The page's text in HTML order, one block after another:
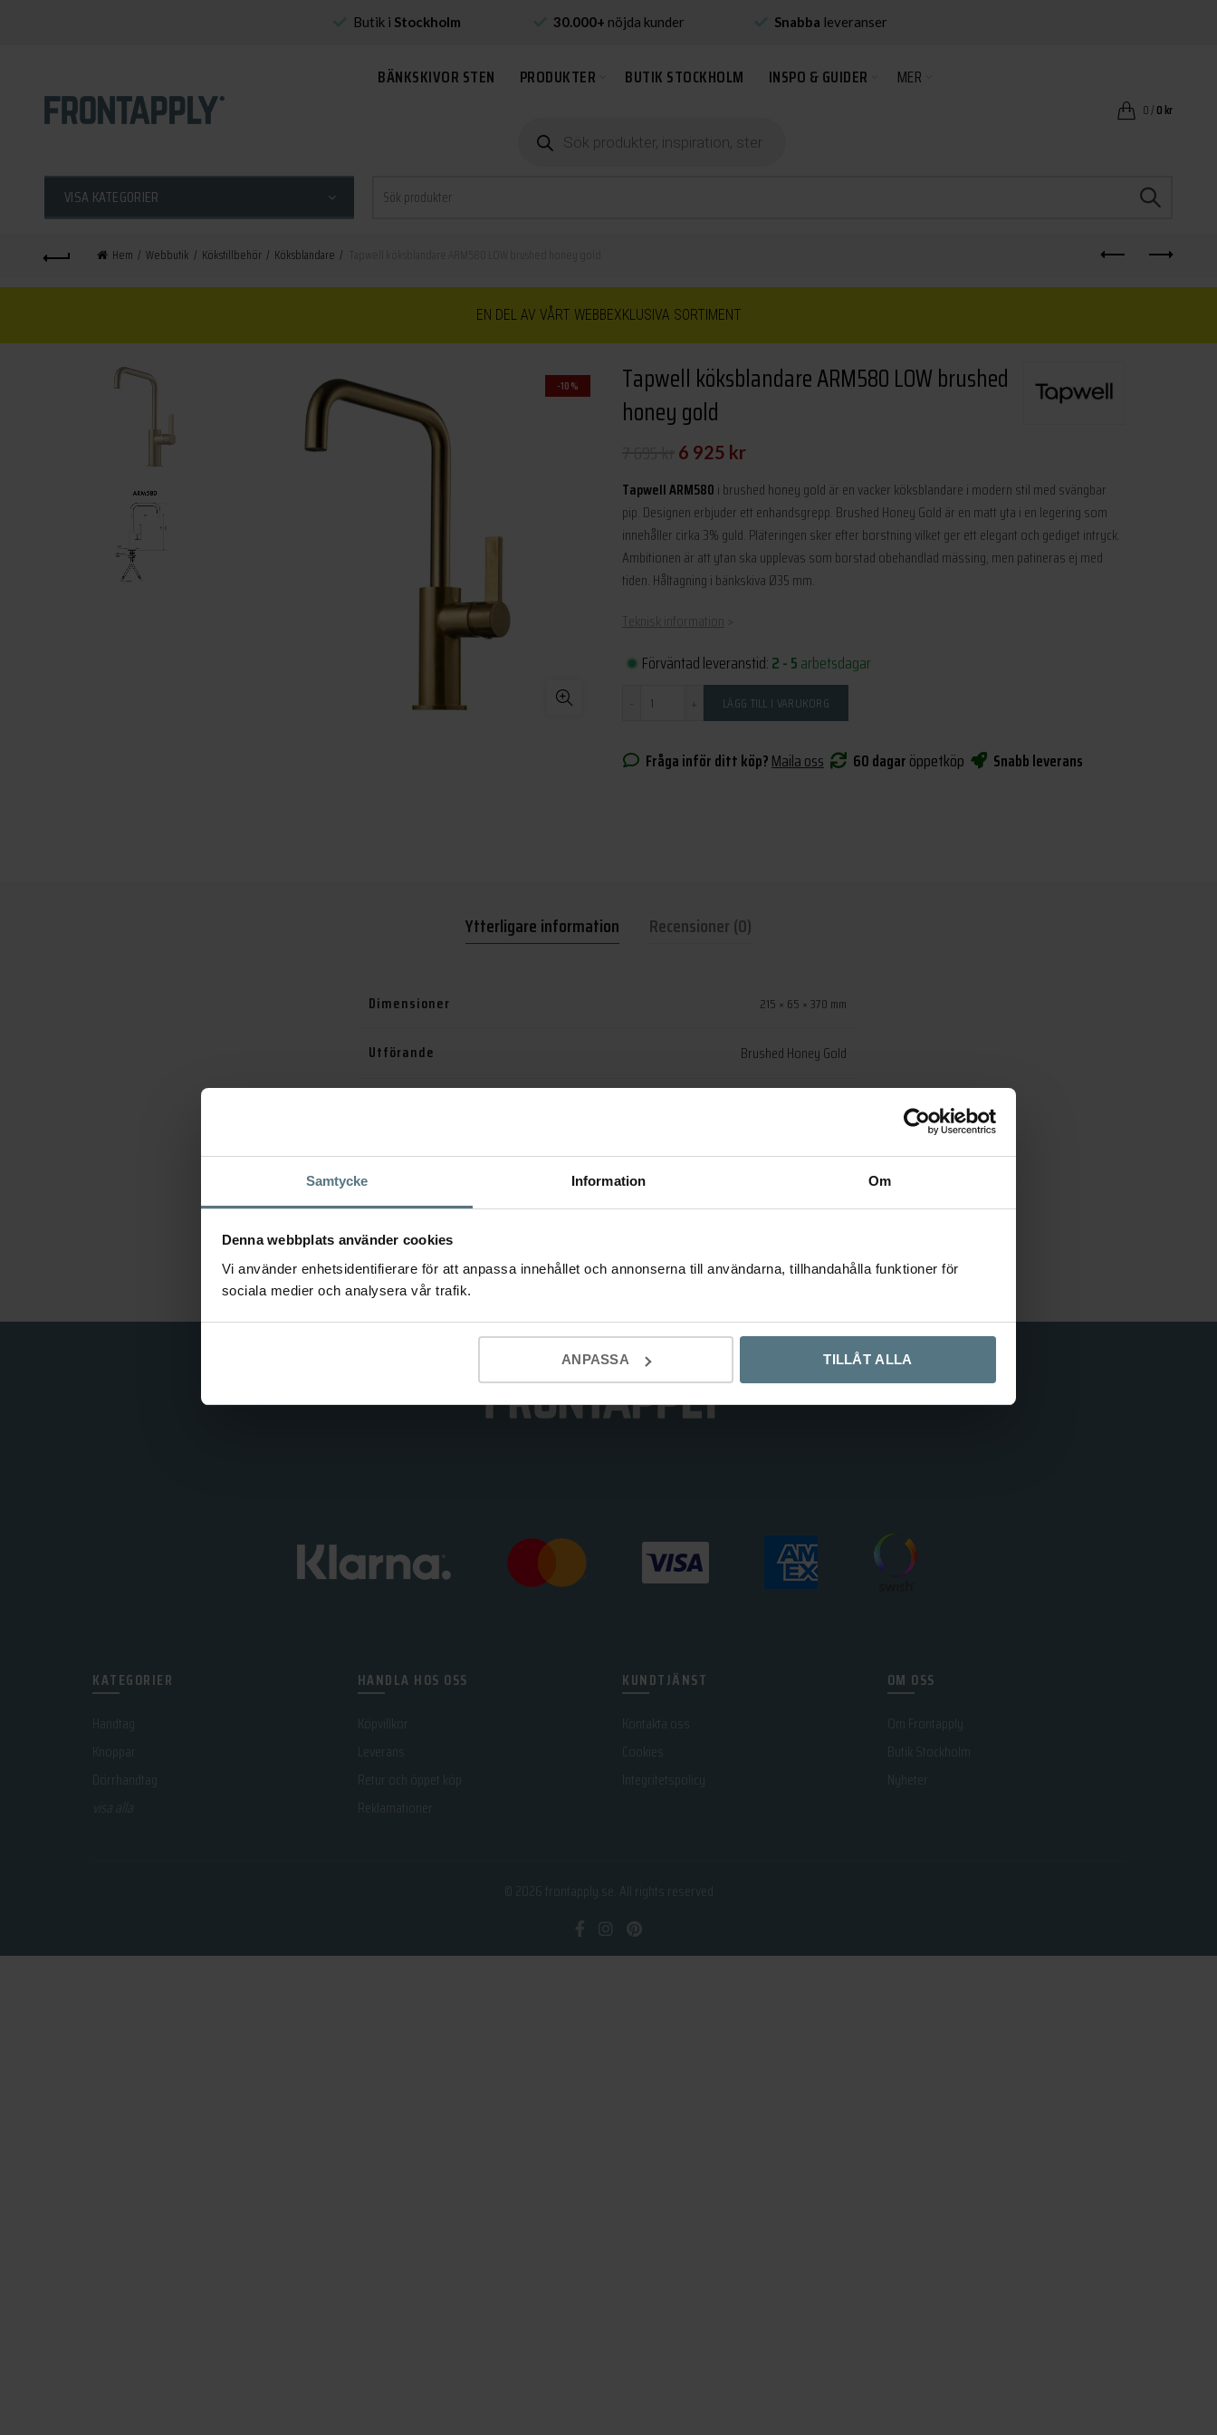
Samtycke Information Om
Denna webbplats använder cookies
Vi använder enhetsidentifierare för att anpassa innehållet och annonserna till användarna, tillhandahålla funktioner för
sociala medier och analysera vår trafik.
ANPASSA TILLÅT ALLA
BÄNKSKIVOR STEN PRODUKTER BUTIK STOCKHOLM INSPO & GUIDER MER
0/0kr
VISA KATEGORIER
efter:
Hem Webbutik Kökstillbehör Köksblandare
EN DEL AV VÅRT WEBBEXKLUSIVA SORTIMENT
-10%
Tapwell köksblandare ARM580 LOW brushed
honey gold
Det
ursprungliga
priset
var:
7
695 kr.
6 925 krDet
nuvarande
priset
är:
6
Tapwell ARM580 i brushed honey gold är en vacker köksblandare i modern stil med svängbar
pip. Designen erbjuder ett enhandsgrepp. Brushed Honey Gold är en matt yta i en legering som
innehåller cirka 3% guld. Pläteringen sker efter borstning vilket ger ett elegant och gediget intryck.
Ambitionen är att ytan ska upplevas som borstad obehandlad mässing, men patineras ej med
tiden. Håltagning i bänkskiva Ø35 mm.
Teknisk information
Förväntad leveranstid:2 - 5arbetsdagar
LÄGG TILL I VARUKORG
Fråga inför ditt köp?Maila oss 60 dagaröppetköp Snabb leverans
Ytterligare information Recensioner (0)
Dimensioner 215 × 65 × 370 mm
Utförande Brushed Honey Gold
Varumärke Tapwell
Artikelnr: 9426329
Kategori:
KATEGORIER
Handtag
Dörrhandtag
HANDLA HOS OSS
Retur och öppet köp
Reklamationer
KUNDTJÄNST
Kontakta oss
Integritetspolicy
OM OSS
Om Frontapply
Butik Stockholm
Nyheter
frontapply.se . All rights reserved
Butik i Stockholm 30.000+ nöjda kunder Snabba leveranser